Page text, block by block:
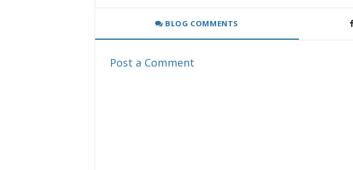
BLOG COMMENTS
Post a Comment